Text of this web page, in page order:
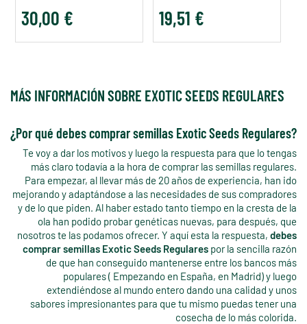
30,00 € 19,51 €
MÁS INFORMACIÓN SOBRE EXOTIC SEEDS REGULARES
¿Por qué debes comprar semillas Exotic Seeds Regulares?
Te voy a dar los motivos y luego la respuesta para que lo tengas
más claro todavía a la hora de comprar las semillas regulares.
Para empezar, al llevar más de 20 años de experiencia, han ido
mejorando y adaptándose a las necesidades de sus compradores
y de lo que piden. Al haber estado tanto tiempo en la cresta de la
ola han podido probar genéticas nuevas, para después, que
nosotros te las podamos ofrecer. Y aquí esta la respuesta, debes
comprar semillas Exotic Seeds Regulares por la sencilla razón
de que han conseguido mantenerse entre los bancos más
populares ( Empezando en España, en Madrid) y luego
extendiéndose al mundo entero dando una calidad y unos
sabores impresionantes para que tu mismo puedas tener una
cosecha de lo más colorida.